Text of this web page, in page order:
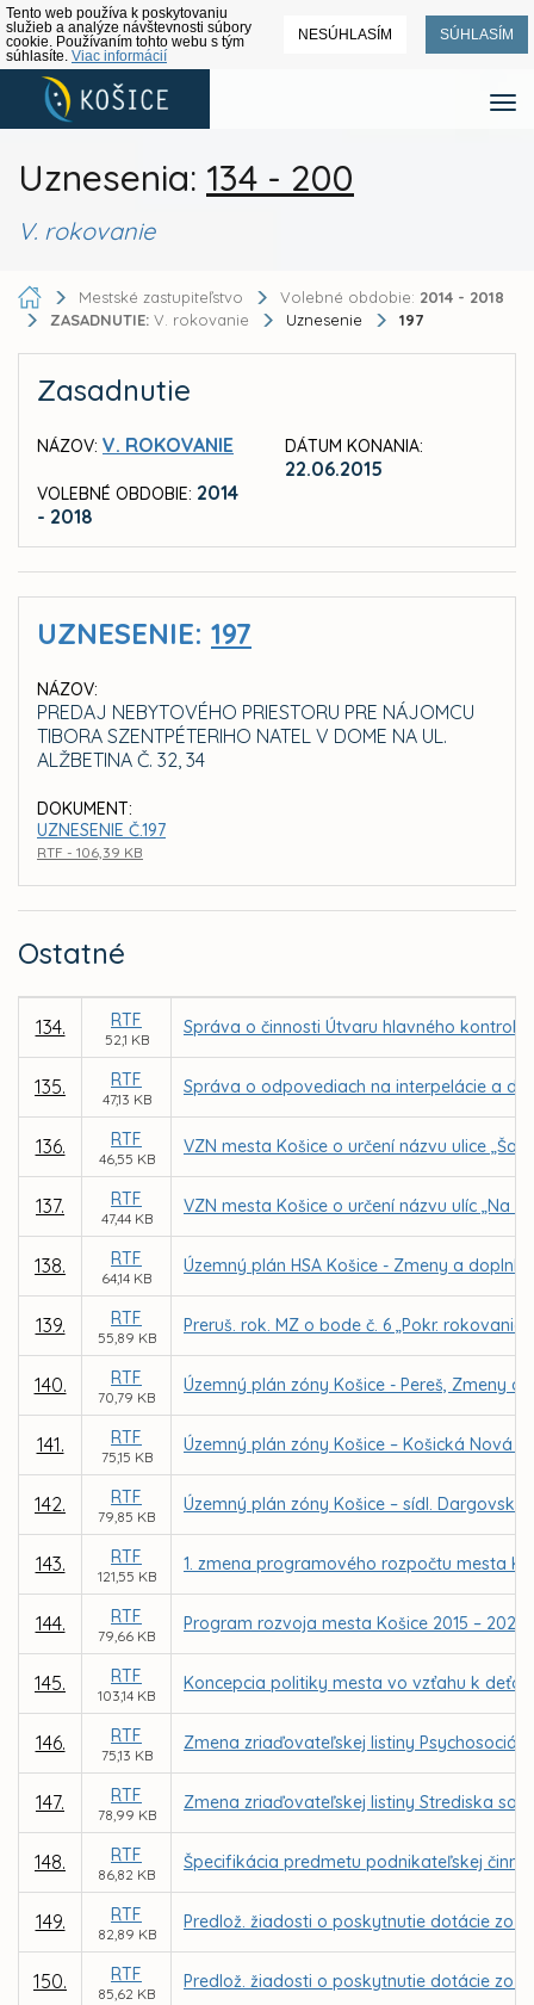
Tento web používa k poskytovaniu
služieb a analýze návštevnosti súbory
cookie. Používaním tohto webu s tým
súhlasíte. Viac informácií
NESÚHLASÍM SÚHLASÍM
Uznesenia: 134 - 200
V. rokovanie
Mestské zastupiteľstvo Volebné obdobie: 2014 - 2018
ZASADNUTIE: V. rokovanie Uznesenie 197
Zasadnutie
NÁZOV: V. ROKOVANIE
VOLEBNÉ OBDOBIE: 2014
- 2018
DÁTUM KONANIA:
22.06.2015
UZNESENIE: 197
NÁZOV:
PREDAJ NEBYTOVÉHO PRIESTORU PRE NÁJOMCU
TIBORA SZENTPÉTERIHO NATEL V DOME NA UL.
ALŽBETINA Č. 32, 34
DOKUMENT:
UZNESENIE Č.197
RTF - 106,39 KB
Ostatné
134. RTF
52,1 KB
Správa o činnosti Útvaru hlavného
135. RTF
47,13 KB
Správa o odpovediach na interpelácie a
136. RTF
46,55 KB
VZN mesta Košice o určení názvu ulice
137. RTF
47,44 KB
VZN mesta Košice o určení názvu ulíc „Na
138. RTF
64,14 KB
Územný plán HSA Košice - Zmeny a doplnky
139. RTF
55,89 KB
Preruš. rok. MZ o bode č. 6 „Pokr.
140. RTF
70,79 KB
Územný plán zóny Košice - Pereš, Zmeny a
141. RTF
75,15 KB
Územný plán zóny Košice – Košická Nová
142. RTF
79,85 KB
Územný plán zóny Košice – sídl.
143. RTF
121,55 KB
1. zmena programového rozpočtu mesta
144. RTF
79,66 KB
Program rozvoja mesta Košice 2015 –
145. RTF
103,14 KB
Koncepcia politiky mesta vo vzťahu k
146. RTF
75,13 KB
Zmena zriaďovateľskej listiny
147. RTF
78,99 KB
Zmena zriaďovateľskej listiny Strediska
148. RTF
86,82 KB
Špecifikácia predmetu podnikateľskej
149. RTF
82,89 KB
Predlož. žiadosti o poskytnutie dotácie zo
150. RTF
85,62 KB
Predlož. žiadosti o poskytnutie dotácie zo